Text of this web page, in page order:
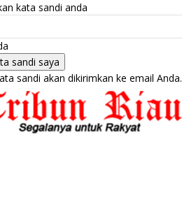
kata sandi anda
sandi akan dikirimkan ke email Anda.